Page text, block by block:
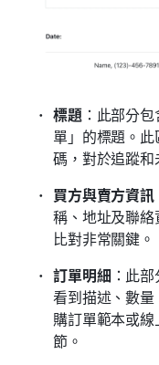
標題：此部分
單」的標題。
碼，對於追蹤和
買方與賣方資訊
稱、地址及聯
比對非常關鍵。
訂單明細：此
看到描述、數
購訂單範本或
節。